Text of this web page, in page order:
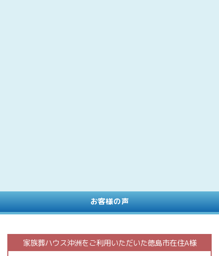
お客様の声
家族葬ハウス沖洲をご利用いただいた徳島市在住A様